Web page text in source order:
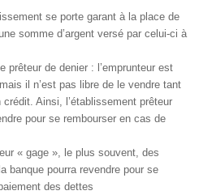
se porte garant à la place de
somme d’argent versé par celui-ci à
prêteur de denier : l’emprunteur est
il n’est pas libre de le vendre tant
crédit. Ainsi, l’établissement prêteur
pour se rembourser en cas de
« gage », le plus souvent, des
banque pourra revendre pour se
des dettes